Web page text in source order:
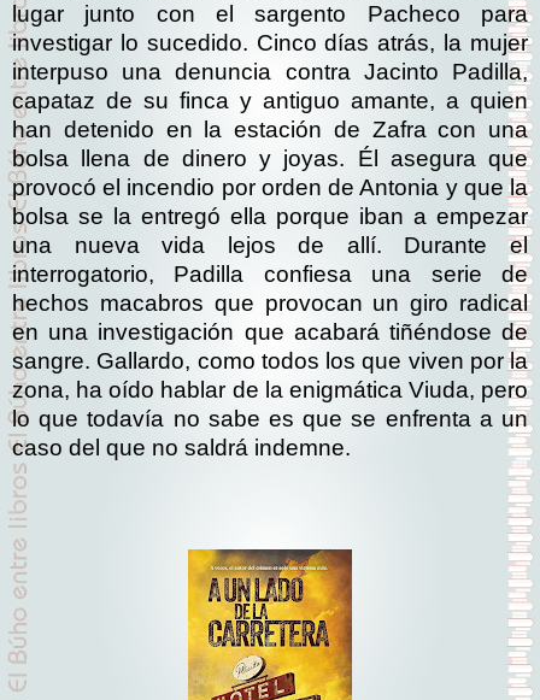
lugar junto con el sargento Pacheco para
investigar lo sucedido. Cinco días atrás, la mujer
interpuso una denuncia contra Jacinto Padilla,
capataz de su finca y antiguo amante, a quien
han detenido en la estación de Zafra con una
bolsa llena de dinero y joyas. Él asegura que
provocó el incendio por orden de Antonia y que la
bolsa se la entregó ella porque iban a empezar
una nueva vida lejos de allí. Durante el
interrogatorio, Padilla confiesa una serie de
hechos macabros que provocan un giro radical
en una investigación que acabará tiñéndose de
sangre. Gallardo, como todos los que viven por la
zona, ha oído hablar de la enigmática Viuda, pero
lo que todavía no sabe es que se enfrenta a un
caso del que no saldrá indemne.